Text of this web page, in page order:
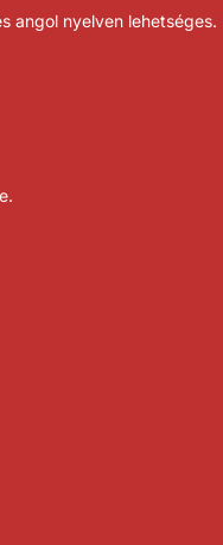
angol nyelven lehetséges.